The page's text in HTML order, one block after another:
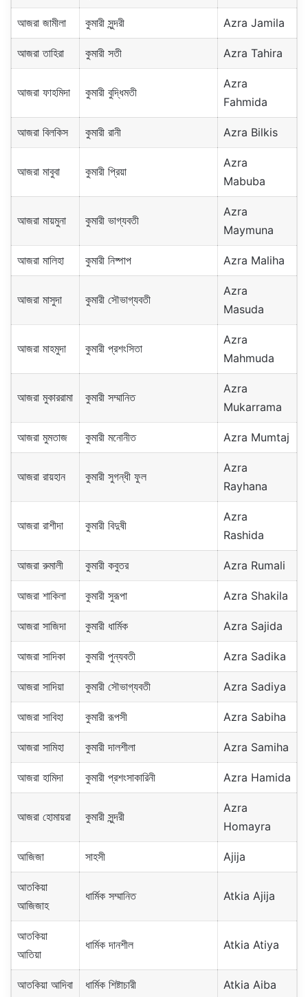
আজরা জামীলা কুমারী সুন্দরী Azra Jamila
আজরা তাহিরা কুমারী সতী Azra Tahira
আজরা ফাহমিদা কুমারী বুদ্ধিমতী
Azra
Fahmida
আজরা বিলকিস কুমারী রানী Azra Bilkis
আজরা মাবুবা কুমারী প্রিয়া
Azra
Mabuba
আজরা মায়মুনা কুমারী ভাগ্যবতী
Azra
Maymuna
আজরা মালিহা কুমারী নিষ্পাপ Azra Maliha
আজরা মাসুদা কুমারী সৌভাগ্যবতী
Azra
Masuda
আজরা মাহমুদা কুমারী প্রশংসিতা
Azra
Mahmuda
আজরা মুকাররামা কুমারী সম্মানিত
Azra
Mukarrama
আজরা মুমতাজ কুমারী মনোনীত Azra Mumtaj
আজরা রায়হান কুমারী সুগন্ধী ফুল
Azra
Rayhana
আজরা রাশীদা কুমারী বিদুষী
Azra
Rashida
আজরা রুমালী কুমারী কবুতর Azra Rumali
আজরা শাকিলা কুমারী সুরূপা Azra Shakila
আজরা সাজিদা কুমারী ধার্মিক Azra Sajida
আজরা সাদিকা কুমারী পুন্যবতী Azra Sadika
আজরা সাদিয়া কুমারী সৌভাগ্যবতী Azra Sadiya
আজরা সাবিহা কুমারী রূপসী Azra Sabiha
আজরা সামিহা কুমারী দালশীলা Azra Samiha
আজরা হামিদা কুমারী প্রশংসাকারিনী Azra Hamida
আজরা হোমায়রা কুমারী সুন্দরী
Azra
Homayra
আজিজা সাহসী Ajija
আতকিয়া
আজিজাহ
ধার্মিক সম্মানিত Atkia Ajija
আতকিয়া
আতিয়া
ধার্মিক দানশীল Atkia Atiya
আতকিয়া আদিবা ধার্মিক শিষ্টাচারী Atkia Aiba